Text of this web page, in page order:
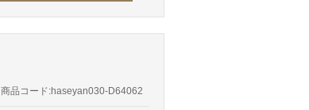
商品コード:haseyan030-D64062